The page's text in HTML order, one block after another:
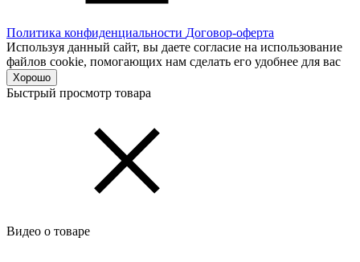
Политика конфиденциальности Договор-оферта
Используя данный сайт, вы даете согласие на использование
файлов cookie, помогающих нам сделать его удобнее для вас
Хорошо
Быстрый просмотр товара
Видео о товаре